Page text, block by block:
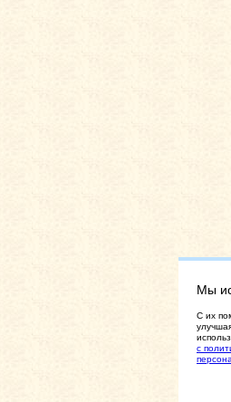
Мы
C их
с